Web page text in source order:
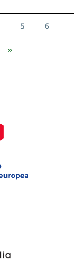
5
6
»